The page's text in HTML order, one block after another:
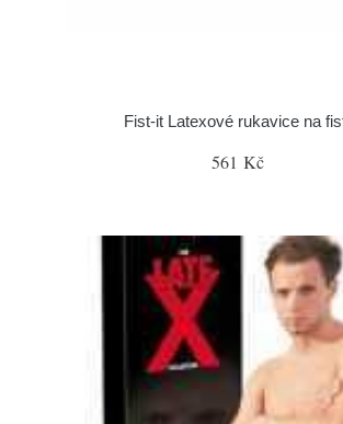
Fist-it Latexové rukavice na
561 Kč